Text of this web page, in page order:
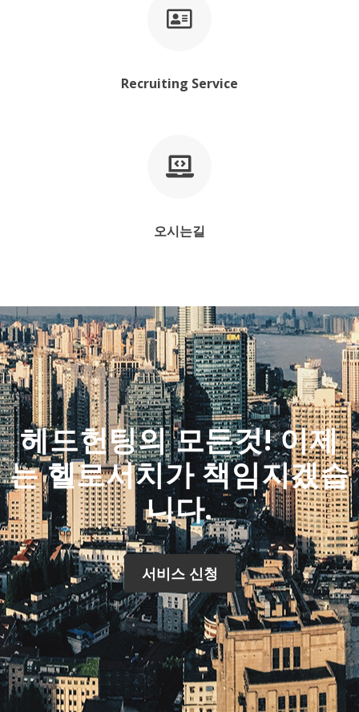
Recruiting Service
오시는길
헤드헌팅의 모든것! 이제
는 헬로서치가 책임지겠습
니다.
서비스 신청